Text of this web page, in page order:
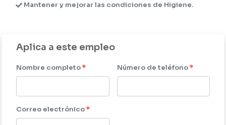
Mantener y mejorar las condiciones de Higiene.
Aplica a este empleo
Nombre completo* Número de teléfono*
Correo electrónico*